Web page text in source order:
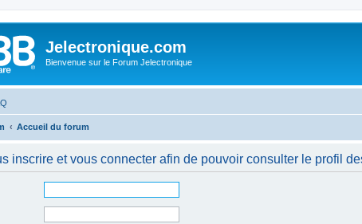
Jelectronique.com
Bienvenue sur le Forum Jelectronique
Accueil du forum
inscrire et vous connecter afin de pouvoir consulter le profil